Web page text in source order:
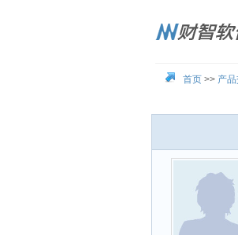
首页 >> 产